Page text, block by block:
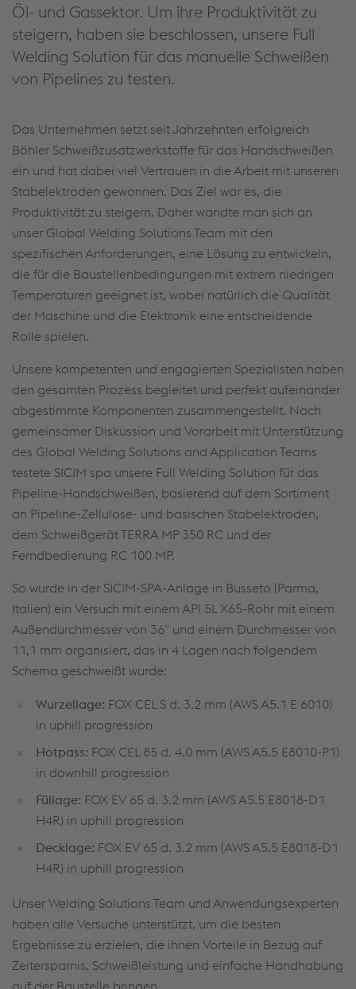
Öl- und Gassektor. Um ihre Produktivität zu
steigern, haben sie beschlossen, unsere Full
Welding Solution für das manuelle Schweißen
von Pipelines zu testen.
Das Unternehmen setzt seit Jahrzehnten erfolgreich
Böhler Schweißzusatzwerkstoffe für das Handschweißen
ein und hat dabei viel Vertrauen in die Arbeit mit unseren
Stabelektroden gewonnen. Das Ziel war es, die
Produktivität zu steigern. Daher wandte man sich an
unser Global Welding Solutions Team mit den
spezifischen Anforderungen, eine Lösung zu entwickeln,
die für die Baustellenbedingungen mit extrem niedrigen
Temperaturen geeignet ist, wobei natürlich die Qualität
der Maschine und die Elektronik eine entscheidende
Rolle spielen.
Unsere kompetenten und engagierten Spezialisten haben
den gesamten Prozess begleitet und perfekt aufeinander
abgestimmte Komponenten zusammengestellt. Nach
gemeinsamer Diskussion und Vorarbeit mit Unterstützung
des Global Welding Solutions and Application Teams
testete SICIM spa unsere Full Welding Solution für das
Pipeline-Handschweißen, basierend auf dem Sortiment
an Pipeline-Zellulose- und basischen Stabelektroden,
dem Schweißgerät TERRA MP 350 RC und der
Ferndbedienung RC 100 MP.
So wurde in der SICIM-SPA-Anlage in Busseto (Parma,
Italien) ein Versuch mit einem API 5L X65-Rohr mit einem
Außendurchmesser von 36" und einem Durchmesser von
11,1 mm organisiert, das in 4 Lagen nach folgendem
Schema geschweißt wurde:
Wurzellage: FOX CEL S d. 3.2 mm (AWS A5.1 E 6010)
in uphill progression
Hotpass: FOX CEL 85 d. 4.0 mm (AWS A5.5 E8010-P1)
in downhill progression
Füllage: FOX EV 65 d. 3.2 mm (AWS A5.5 E8018-D1
H4R) in uphill progression
Decklage: FOX EV 65 d. 3.2 mm (AWS A5.5 E8018-D1
H4R) in uphill progression
Unser Welding Solutions Team und Anwendungsexperten
haben alle Versuche unterstützt, um die besten
Ergebnisse zu erzielen, die ihnen Vorteile in Bezug auf
Zeitersparnis, Schweißleistung und einfache Handhabung
auf der Baustelle bringen.